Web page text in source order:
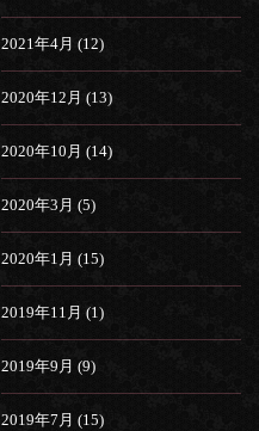
2021年4月 (12)
2020年12月 (13)
2020年10月 (14)
2020年3月 (5)
2020年1月 (15)
2019年11月 (1)
2019年9月 (9)
2019年7月 (15)